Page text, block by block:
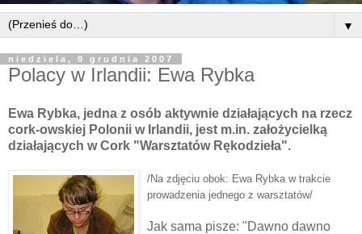
▼
niedziela, 9 grudnia 2007
Polacy w Irlandii: Ewa Rybka
Ewa Rybka, jedna z osób aktywnie działających na rzecz
cork-owskiej Polonii w Irlandii, jest m.in. założycielką
działających wCork "Warsztatów Rękodzieła".
/Na zdjęciu obok: Ewa Rybka w trakcie
prowadzenia jednego z warsztatów/
Jak sama pisze: "Dawno dawno